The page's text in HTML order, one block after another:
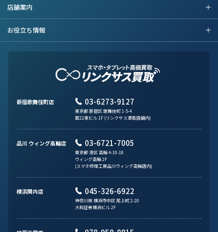
店舗案内
お役立ち情報
新宿歌舞伎町店 03-6273-9127
東京都 新宿区 歌舞伎町 1-5-4
第22東ビル 1F (リンクサス酒販店舗内)
品川 ウィング高輪店 03-6721-7005
東京都 港区 高輪 4-10-18
ウィング高輪 2F
(スマホ修理工房品川ウィング高輪店内)
横浜関内店 045-326-6922
神奈川県 横浜市中区 尾上町 2-20
大和証券横浜ビル 2F